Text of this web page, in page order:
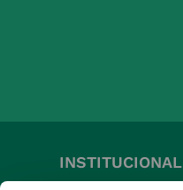
INSTITUCIONAL